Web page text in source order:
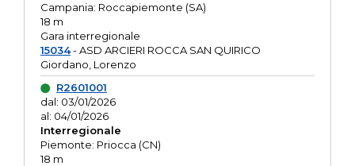
Campania: Roccapiemonte (SA)
18 m
Gara interregionale
15034- ASD ARCIERI ROCCA SAN QUIRICO
Giordano, Lorenzo
R2601001
dal: 03/01/2026
al: 04/01/2026
Interregionale
Piemonte: Priocca (CN)
18 m